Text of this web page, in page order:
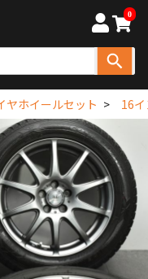
0
ヤホイールセット 16